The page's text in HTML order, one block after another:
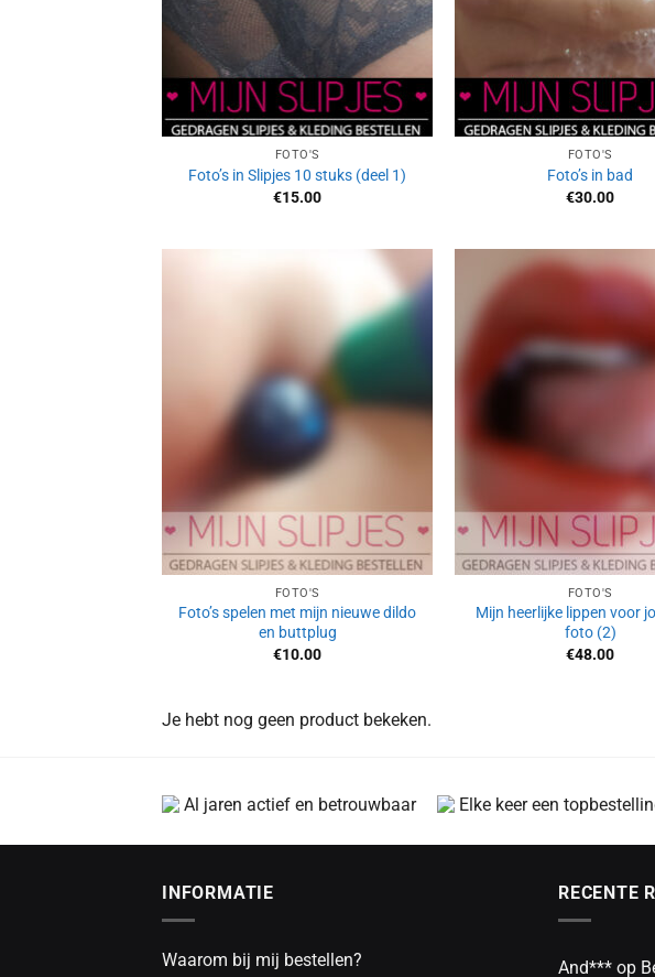
FOTO'S
Foto’s in Slipjes 10 stuks (deel 1)
€15.00
FOTO'S
Foto’s in bad
€30.00
Aan
verlanglijst
toevoegen
FOTO'S
Foto’s spelen met mijn nieuwe dildo
en buttplug
€10.00
FOTO'S
Mijn heerlijke lippen voor
foto (2)
€48.00
Je hebt nog geen product bekeken.
Al jaren actief en betrouwbaar Elke keer een
INFORMATIE
Waarom bij mij bestellen?
RECENTE
And*** op